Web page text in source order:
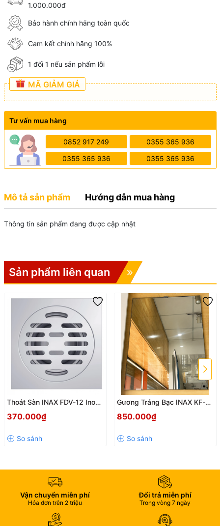
1.000.000đ
Bảo hành chính hãng toàn quốc
Cam kết chính hãng 100%
1 đổi 1 nếu sản phẩm lỗi
MÃ GIẢM GIÁ
Tư vấn mua hàng
0852 917 249 0355 365 936
0355 365 936 0355 365 936
Mô tả sản phẩm Hướng dẫn mua hàng
Thông tin sản phẩm đang được cập nhật
Sản phẩm liên quan
Thoát Sàn INAX FDV-12 Inox
Hiệu Quả, Bền Đẹp Theo Thời
370.000₫
Gương Tráng Bạc INAX KF-
Đẹp Cho Mọi Không Gian
850.000₫
Vận chuyển miễn phí
Hóa đơn trên 2 triệu
Đổi trả miễn phí
Trong vòng 7 ngày